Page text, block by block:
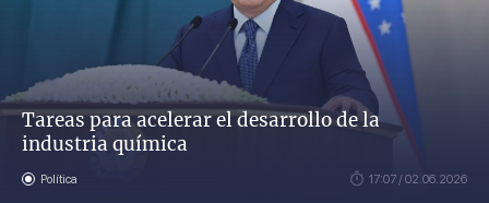
Tareas para acelerar el desarrollo de la
industria química
Política 17:07 / 02.06.2026